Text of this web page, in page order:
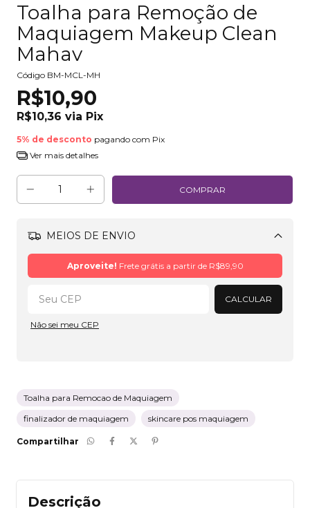
Toalha para Remoção de
Maquiagem Makeup Clean
Mahav
Código BM-MCL-MH
R$10,90
R$10,36 via Pix
5% de desconto pagando com Pix
Ver mais detalhes
MEIOS DE ENVIO
Aproveite! Frete grátis a partir de R$89,90
CALCULAR
Não sei meu CEP
Toalha para Remocao de Maquiagem
finalizador de maquiagem
skincare pos maquiagem
Compartilhar
Descrição